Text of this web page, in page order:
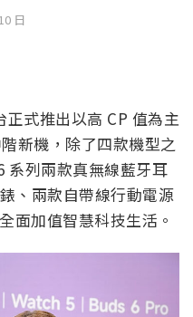
日
式推出以高 CP 值為主
新機，除了四款機型之
列兩款真無線藍牙耳
、兩款自帶線行動電源
面加值智慧科技生活。